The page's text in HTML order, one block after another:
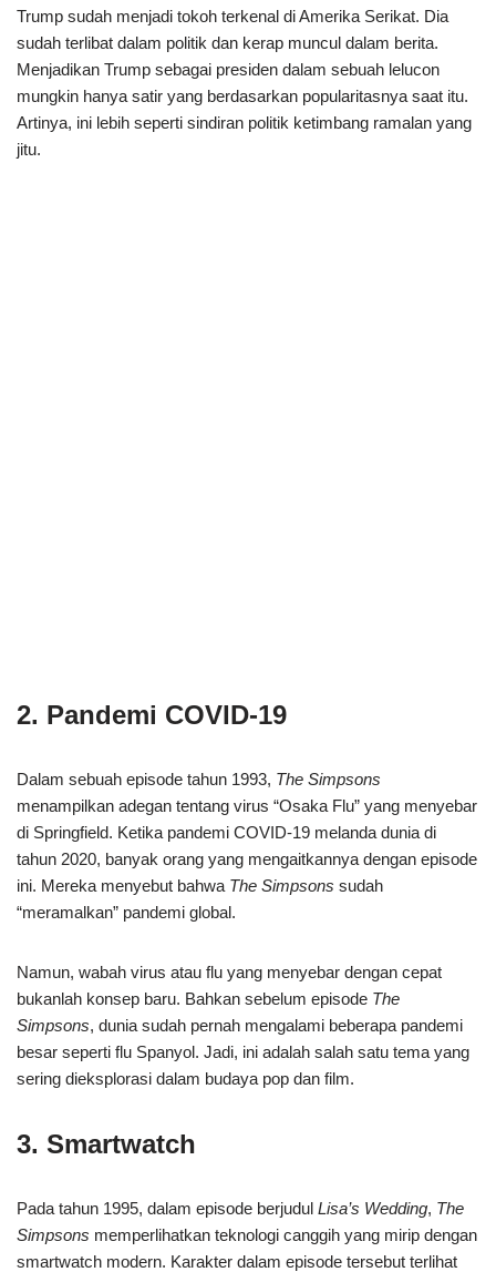
Trump sudah menjadi tokoh terkenal di Amerika Serikat. Dia
sudah terlibat dalam politik dan kerap muncul dalam berita.
Menjadikan Trump sebagai presiden dalam sebuah lelucon
mungkin hanya satir yang berdasarkan popularitasnya saat itu.
Artinya, ini lebih seperti sindiran politik ketimbang ramalan yang
jitu.
2. Pandemi COVID-19
Dalam sebuah episode tahun 1993, The Simpsons
menampilkan adegan tentang virus “Osaka Flu” yang menyebar
di Springfield. Ketika pandemi COVID-19 melanda dunia di
tahun 2020, banyak orang yang mengaitkannya dengan episode
ini. Mereka menyebut bahwa The Simpsons sudah
“meramalkan” pandemi global.
Namun, wabah virus atau flu yang menyebar dengan cepat
bukanlah konsep baru. Bahkan sebelum episode The
Simpsons, dunia sudah pernah mengalami beberapa pandemi
besar seperti flu Spanyol. Jadi, ini adalah salah satu tema yang
sering dieksplorasi dalam budaya pop dan film.
3. Smartwatch
Pada tahun 1995, dalam episode berjudul Lisa’s Wedding, The
Simpsons memperlihatkan teknologi canggih yang mirip dengan
smartwatch modern. Karakter dalam episode tersebut terlihat